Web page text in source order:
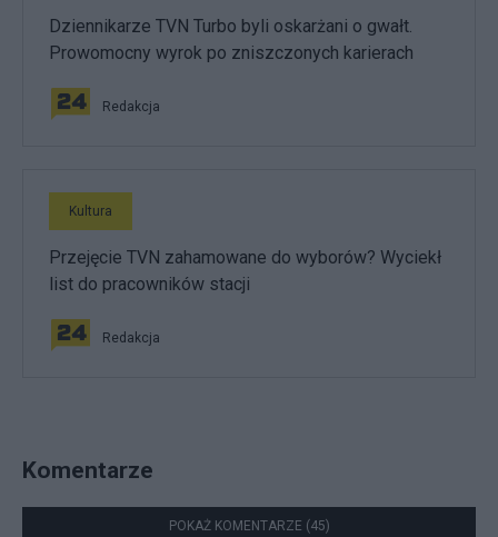
Dziennikarze TVN Turbo byli oskarżani o gwałt.
Prowomocny wyrok po zniszczonych karierach
Redakcja
Kultura
Przejęcie TVN zahamowane do wyborów? Wyciekł
list do pracowników stacji
Redakcja
Komentarze
POKAŻ KOMENTARZE (45)